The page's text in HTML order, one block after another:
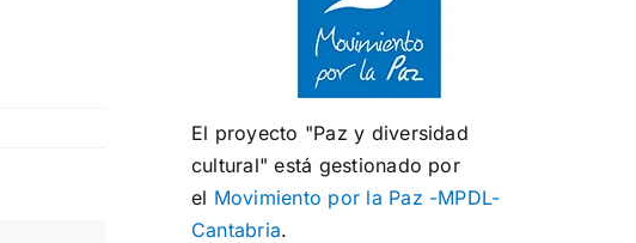
El proyecto "Paz y diversidad
cultural" está gestionado por
el Movimiento por la Paz -MPDL-
Cantabria.